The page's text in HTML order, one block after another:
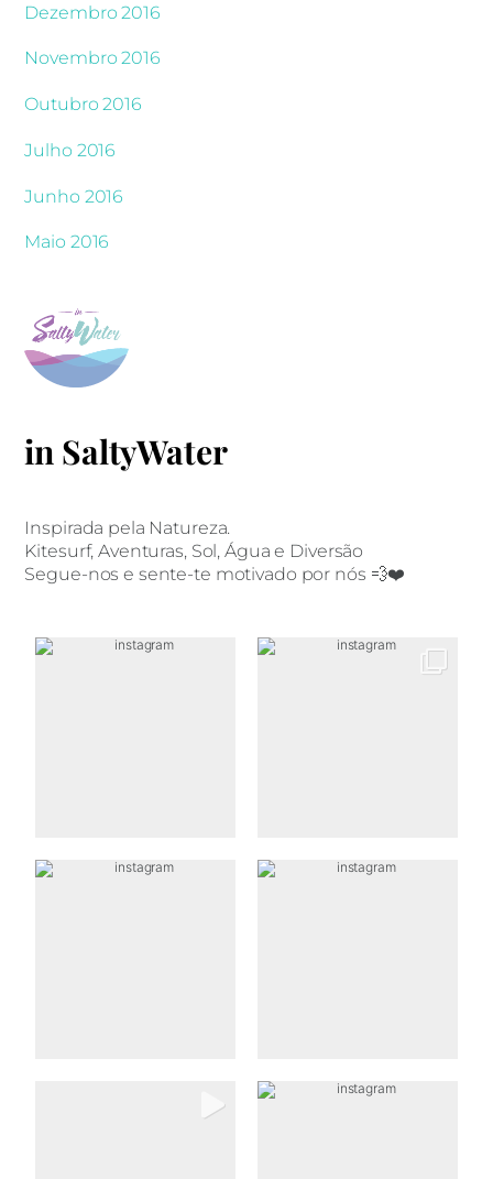
Dezembro 2016
Novembro 2016
Outubro 2016
Julho 2016
Junho 2016
Maio 2016
in SaltyWater
Inspirada pela Natureza.
Kitesurf, Aventuras, Sol, Água e Diversão
Segue-nos e sente-te motivado por nós 💨❤️